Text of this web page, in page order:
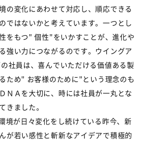
の変化にあわせて対応し、順応できる
ではないかと考えています。一つとし
をもつ" 個性"をいかすことが、進化や
強い力につながるのです。ウイングア
社員は、喜んでいただける価値ある製
ため" お客様のために"という理念のも
ＮＡを大切に、時には社員が一丸とな
きました。
境が日々変化をし続けている昨今、新
が若い感性と斬新なアイデアで積極的